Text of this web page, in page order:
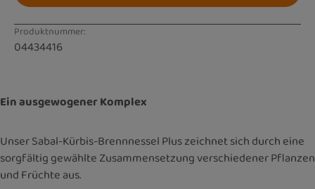
Produktnummer:
04434416
Ein ausgewogener Komplex
Unser Sabal-Kürbis-Brennnessel Plus zeichnet sich durch eine
sorgfältig gewählte Zusammensetzung verschiedener Pflanzen
und Früchte aus.